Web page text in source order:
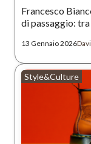
Francesco
di passaggio:
13 Gennaio 2026
Style&Culture